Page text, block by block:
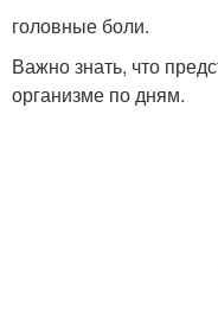
головные боли.
Важно знать, что
организме по дням.